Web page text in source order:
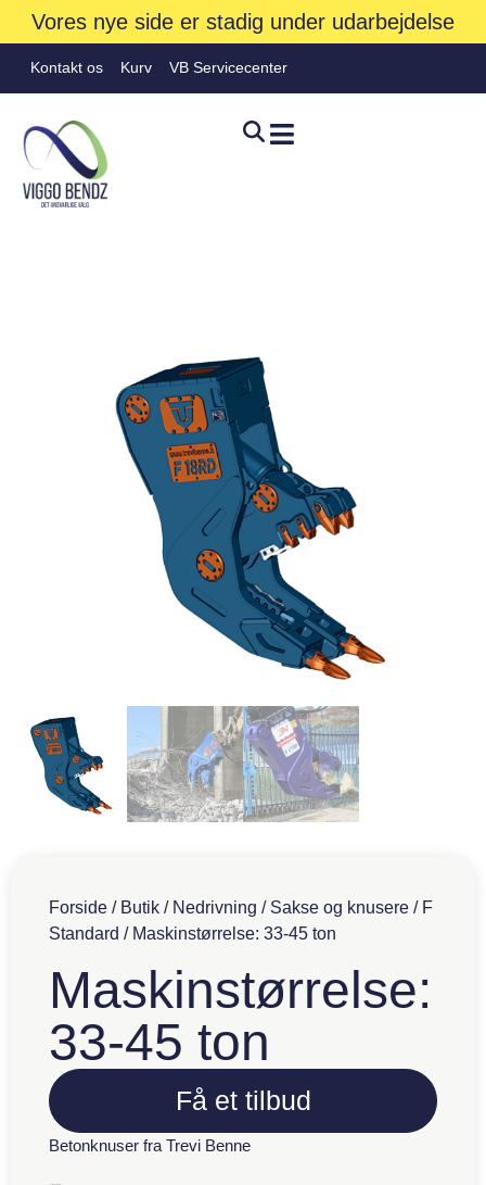
Vores nye side er stadig under udarbejdelse
Kontakt os Kurv VB Servicecenter
Forside / Butik / Nedrivning / Sakse og knusere / F
Standard / Maskinstørrelse: 33-45 ton
Maskinstørrelse:
33-45 ton
Få et tilbud
Betonknuser fra Trevi Benne